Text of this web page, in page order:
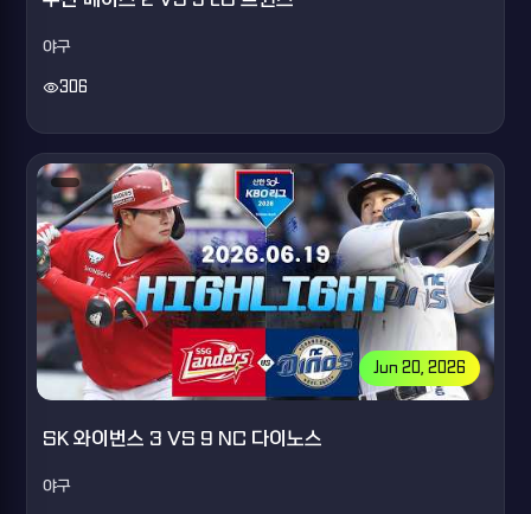
야구
visibility306
Jun 20, 2026
SK 와이번스 3 VS 9 NC 다이노스
야구